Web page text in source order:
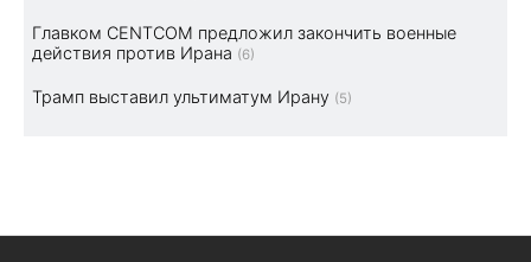
Главком CENTCOM предложил закончить военные
действия против Ирана (6)
Трамп выставил ультиматум Ирану (5)